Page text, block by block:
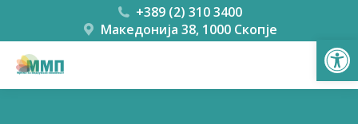
+389 (2) 310 3400
Македонија 38, 1000 Скопје